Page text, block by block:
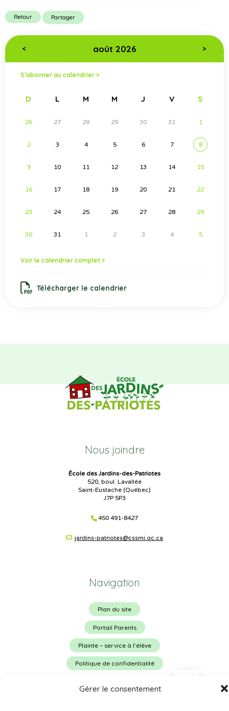
Gérer le consentement
Retour Partager
< août 2026 >
S’abonner au calendrier >
D L M M J V S
26 27 28 29 30 31 1
2 3 4 5 6 7 8
9 10 11 12 13 14 15
16 17 18 19 20 21 22
23 24 25 26 27 28 29
30 31 1 2 3 4 5
Voir le calendrier complet >
Télécharger le calendrier
Nous joindre
École des Jardins-des-Patriotes
520, boul. Lavallée
Saint-Eustache (Québec)
J7P 5P3
450 491-8427
jardins-patriotes@cssmi.qc.ca
Navigation
Plan du site
Portail Parents
Plainte – service à l’élève
Politique de confidentialité